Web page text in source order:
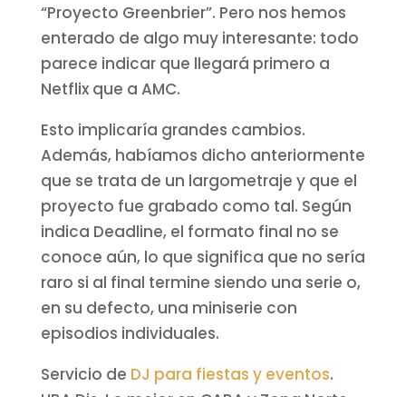
“Proyecto Greenbrier”. Pero nos hemos
enterado de algo muy interesante: todo
parece indicar que llegará primero a
Netflix que a AMC.
Esto implicaría grandes cambios.
Además, habíamos dicho anteriormente
que se trata de un largometraje y que el
proyecto fue grabado como tal. Según
indica Deadline, el formato final no se
conoce aún, lo que significa que no sería
raro si al final termine siendo una serie o,
en su defecto, una miniserie con
episodios individuales.
Servicio de DJ para fiestas y eventos.